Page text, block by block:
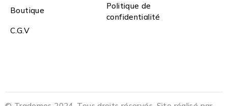
Boutique
Politique de
confidentialité
C.G.V